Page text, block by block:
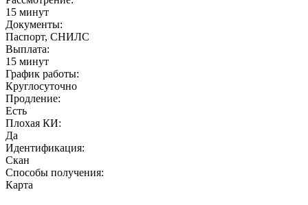
15 минут
Документы:
Паспорт, СНИЛС
Выплата:
15 минут
График работы:
Круглосуточно
Продление:
Есть
Плохая КИ:
Да
Идентификация:
Скан
Способы получения:
Карта